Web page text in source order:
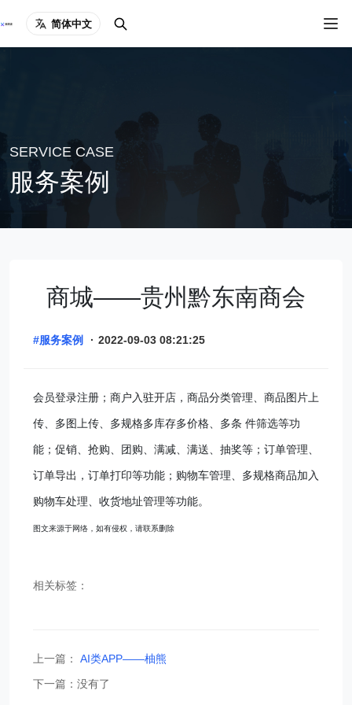
简体中文
SERVICE CASE
服务案例
商城——贵州黔东南商会
#服务案例 · 2022-09-03 08:21:25
会员登录注册；商户入驻开店，商品分类管理、商品图片上
传、多图上传、多规格多库存多价格、多条 件筛选等功
能；促销、抢购、团购、满减、满送、抽奖等；订单管理、
订单导出，订单打印等功能；购物车管理、多规格商品加入
购物车处理、收货地址管理等功能。
图文来源于网络，如有侵权，请联系删除
相关标签：
上一篇：
AI类APP——柚熊
下一篇：没有了